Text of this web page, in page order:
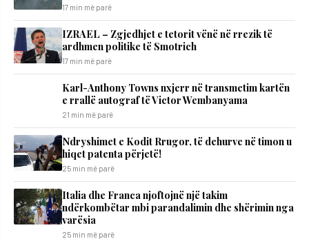
17 min më parë
IZRAEL – Zgjedhjet e tetorit vënë në rrezik të
ardhmen politike të Smotrich
17 min më parë
Karl-Anthony Towns nxjerr në transmetim kartën
e rrallë autograf të Victor Wembanyama
21 min më parë
Ndryshimet e Kodit Rrugor, të dehurve në timon u
hiqet patenta përjetë!
25 min më parë
Italia dhe Franca njoftojnë një takim
ndërkombëtar mbi parandalimin dhe shërimin nga
varësia
25 min më parë